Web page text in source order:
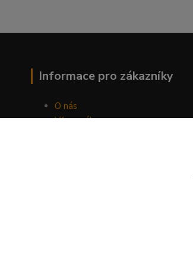
Informace pro zákazníky
O nás
Vše o nákupu